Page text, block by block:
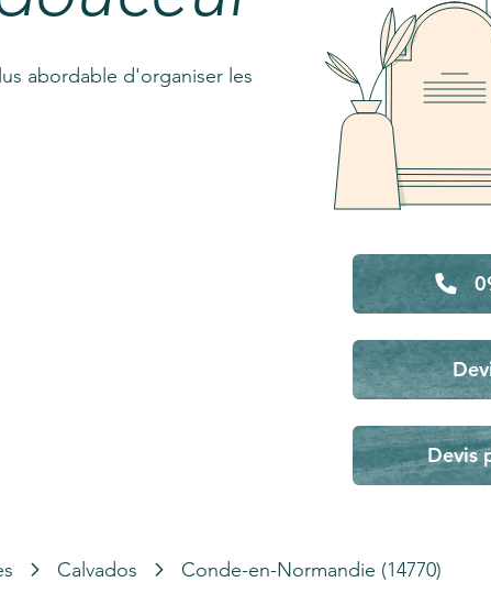
abordable d'organiser les
Devis
Calvados Conde-en-Normandie (14770)